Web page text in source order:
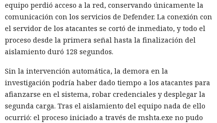
equipo perdió acceso a la red, conservando únicamente la
comunicación con los servicios de Defender. La conexión con
el servidor de los atacantes se cortó de inmediato, y todo el
proceso desde la primera señal hasta la finalización del
aislamiento duró 128 segundos.
Sin la intervención automática, la demora en la
investigación podría haber dado tiempo a los atacantes para
afianzarse en el sistema, robar credenciales y desplegar la
segunda carga. Tras el aislamiento del equipo nada de ello
ocurrió: el proceso iniciado a través de mshta.exe no pudo